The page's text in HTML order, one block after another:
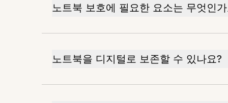
노트북 보호에 필요한 요소는 무엇인
노트북을 디지털로 보존할 수 있나요?